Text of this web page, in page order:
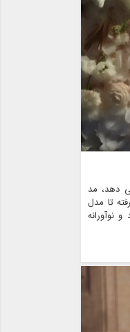
دهد، مد
تا مدل
نوآورانه